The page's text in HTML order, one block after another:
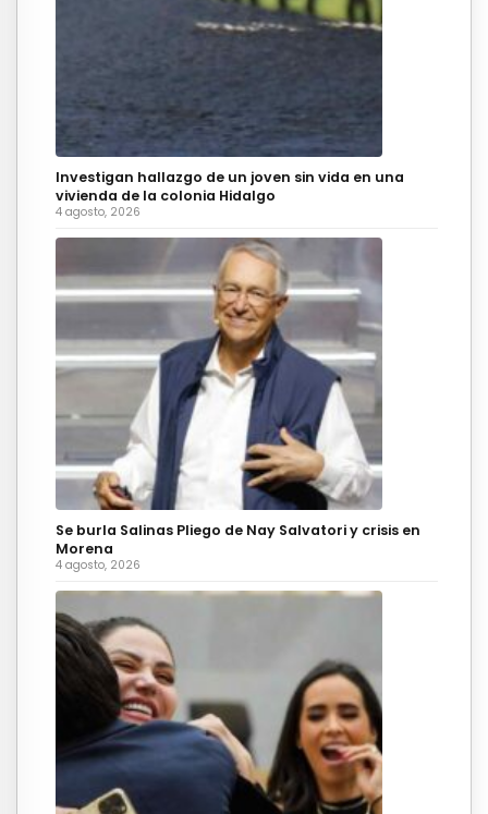
Investigan hallazgo de un joven sin vida en una
vivienda de la colonia Hidalgo
4 agosto, 2026
Se burla Salinas Pliego de Nay Salvatori y crisis en
Morena
4 agosto, 2026